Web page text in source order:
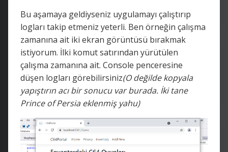
Bu aşamaya geldiyseniz uygulamayı çalıştırıp
logları takip etmeniz yeterli. Ben örneğin çalışma
zamanına ait iki ekran görüntüsü bırakmak
istiyorum. İlki komut satırından yürütülen
çalışma zamanına ait. Console penceresine
düşen logları görebilirsiniz(O değilde kopyala
yapıştırın acı bir sonucu var burada. İki tane
Prince of Persia eklenmiş yahu)